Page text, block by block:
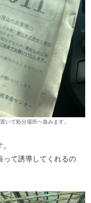
いて処分場所へ進みます。
って誘導してくれるの